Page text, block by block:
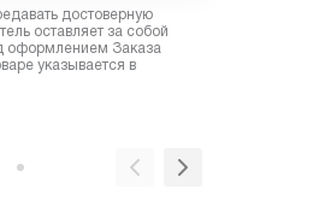
достоверную
оставляет за собой
оформлением Заказа
указывается в